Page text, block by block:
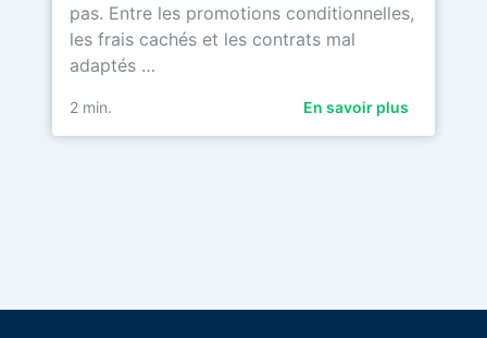
pas. Entre les promotions conditionnelles,
les frais cachés et les contrats mal
adaptés …
2 min. En savoir plus